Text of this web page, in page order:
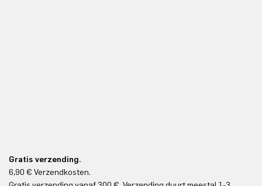
Gratis verzending.
6,90 € Verzendkosten.